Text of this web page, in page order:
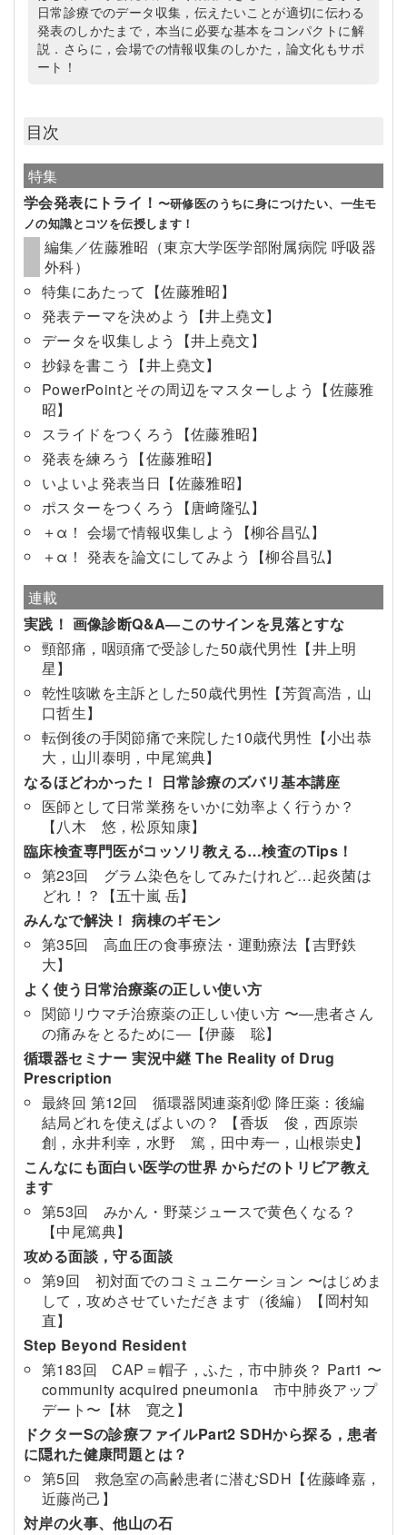
日常診療でのデータ収集，伝えたいことが適切に伝わる
発表のしかたまで，本当に必要な基本をコンパクトに解
説．さらに，会場での情報収集のしかた，論文化もサポ
ート！
目次
特集
学会発表にトライ！ 〜研修医のうちに身につけたい、一生モ
ノの知識とコツを伝授します！
編集／佐藤雅昭（東京大学医学部附属病院 呼吸器
外科）
特集にあたって【佐藤雅昭】
発表テーマを決めよう【井上堯文】
データを収集しよう【井上堯文】
抄録を書こう【井上堯文】
PowerPointとその周辺をマスターしよう【佐藤雅
昭】
スライドをつくろう【佐藤雅昭】
発表を練ろう【佐藤雅昭】
いよいよ発表当日【佐藤雅昭】
ポスターをつくろう【唐﨑隆弘】
＋α！ 会場で情報収集しよう【柳谷昌弘】
＋α！ 発表を論文にしてみよう【柳谷昌弘】
連載
実践！ 画像診断Q&A―このサインを見落とすな
頸部痛，咽頭痛で受診した50歳代男性【井上明
星】
乾性咳嗽を主訴とした50歳代男性【芳賀高浩，山
口哲生】
転倒後の手関節痛で来院した10歳代男性【小出恭
大，山川泰明，中尾篤典】
なるほどわかった！ 日常診療のズバリ基本講座
医師として日常業務をいかに効率よく行うか？
【八木 悠，松原知康】
臨床検査専門医がコッソリ教える…検査のTips！
第23回 グラム染色をしてみたけれど…起炎菌は
どれ！？【五十嵐 岳】
みんなで解決！ 病棟のギモン
第35回 高血圧の食事療法・運動療法【吉野鉄
大】
よく使う日常治療薬の正しい使い方
関節リウマチ治療薬の正しい使い方 〜―患者さん
の痛みをとるために―【伊藤 聡】
循環器セミナー 実況中継 The Reality of Drug
Prescription
最終回 第12回 循環器関連薬剤⑫ 降圧薬：後編
結局どれを使えばよいの？ 【香坂 俊，西原崇
創，永井利幸，水野 篤，田中寿一，山根崇史】
こんなにも面白い医学の世界 からだのトリビア教え
ます
第53回 みかん・野菜ジュースで黄色くなる？
【中尾篤典】
攻める面談，守る面談
第9回 初対面でのコミュニケーション 〜はじめま
して，攻めさせていただきます（後編）【岡村知
直】
Step Beyond Resident
第183回 CAP＝帽子，ふた，市中肺炎？ Part1 〜
community acquired pneumonia 市中肺炎アップ
デート〜【林 寛之】
ドクターSの診療ファイルPart2 SDHから探る，患者
に隠れた健康問題とは？
第5回 救急室の高齢患者に潜むSDH【佐藤峰嘉，
近藤尚己】
対岸の火事、他山の石